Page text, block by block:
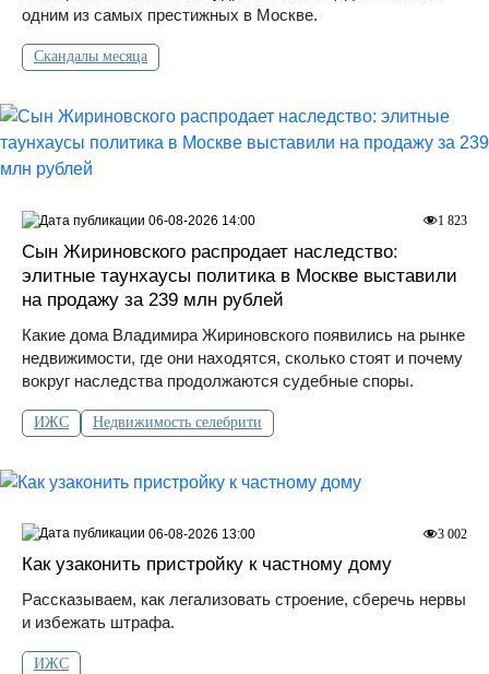
одним из самых престижных в Москве.
Скандалы месяца
Сын Жириновского распродает наследство:
элитные таунхаусы политика в Москве выставили
на продажу за 239 млн рублей
Какие дома Владимира Жириновского появились на рынке
недвижимости, где они находятся, сколько стоят и почему
вокруг наследства продолжаются судебные споры.
ИЖС Недвижимость селебрити
1 823
06-08-2026 14:00
Как узаконить пристройку к частному дому
Рассказываем, как легализовать строение, сберечь нервы
и избежать штрафа.
ИЖС
3 002
06-08-2026 13:00